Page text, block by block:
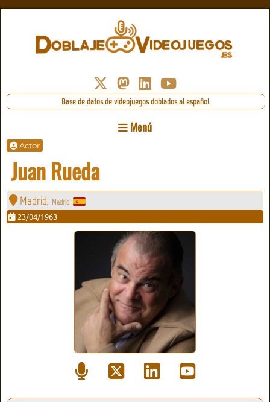
Base de datos de videojuegos doblados al español
Menú
Actor
Juan Rueda
Madrid, Madrid
23/04/1963